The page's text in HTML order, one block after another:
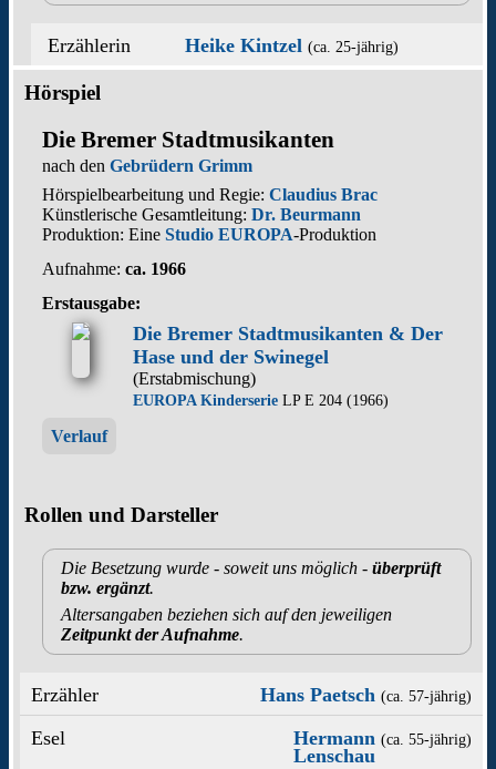
Erzählerin Heike Kintzel (ca. 25‑jährig)
Hörspiel
Die Bremer Stadtmusikanten
nach den Gebrüdern Grimm
Hörspielbearbeitung und Regie: Claudius Brac
Künstlerische Gesamtleitung: Dr. Beurmann
Produktion: Eine Studio EUROPA-Produktion
Aufnahme: ca. 1966
Erstausgabe:
Die Bremer Stadtmusikanten & Der
Hase und der Swinegel
(Erstabmischung)
EUROPA Kinderserie LP E 204 (1966)
Verlauf
Rollen und Darsteller
Die Besetzung wurde - soweit uns möglich - überprüft
bzw. ergänzt.
Altersangaben beziehen sich auf den jeweiligen
Zeitpunkt der Aufnahme.
Erzähler Hans Paetsch (ca. 57‑jährig)
Esel
Hermann
Lenschau
(ca. 55‑jährig)